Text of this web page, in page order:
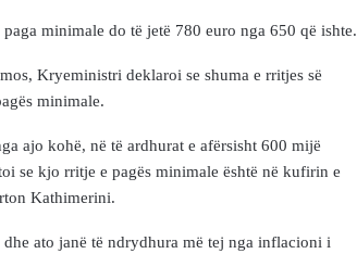
minimale do të jetë 780 euro nga 650 që ishte.
Kryeministri deklaroi se shuma e rritjes së
minimale.
ajo kohë, në të ardhurat e afërsisht 600 mijë
se kjo rritje e pagës minimale është në kufirin e
Kathimerini.
ato janë të ndrydhura më tej nga inflacioni i